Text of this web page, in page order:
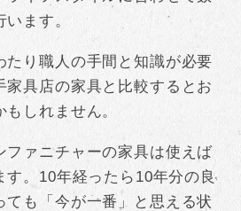
ます。
たり職人の手間と知識が必要
家具店の家具と比較するとお
しれません。
ファニチャーの家具は使えば
す。10年経ったら10年分の良
ても「今が一番」と思える状